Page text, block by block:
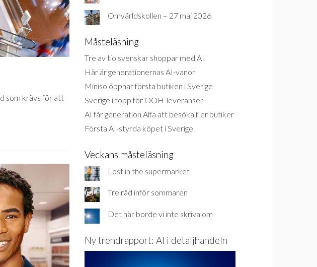
som krävs för att
Omvärldskollen – 27 maj 2026
Måsteläsning
Tre av tio svenskar shoppar med AI
Här är generationernas AI-vanor
Miniso öppnar första butiken i Sverige
Sverige i topp för OOH-leveranser
AI får generation Alfa att besöka fler butiker
Första AI-styrda köpet i Sverige
Veckans måsteläsning
Lost in the supermarket
Tre råd inför sommaren
Det här borde vi inte skriva om
Ny trendrapport: AI i detaljhandeln